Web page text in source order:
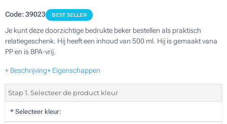
Code:39023 BEST SELLER
Je kunt deze doorzichtige bedrukte beker bestellen als praktisch
relatiegeschenk. Hij heeft een inhoud van 500 ml. Hij is gemaakt vana
PP en is BPA-vrij.
+ Beschrijving+ Eigenschappen
Stap 1. Selecteer de product kleur
* Selecteer kleur: